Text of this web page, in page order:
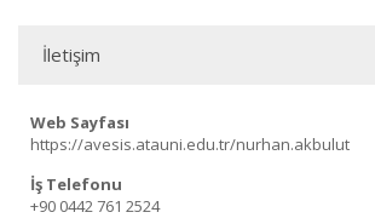
İletişim
Web Sayfası
https://avesis.atauni.edu.tr/nurhan.akbulut
İş Telefonu
+90 0442 761 2524